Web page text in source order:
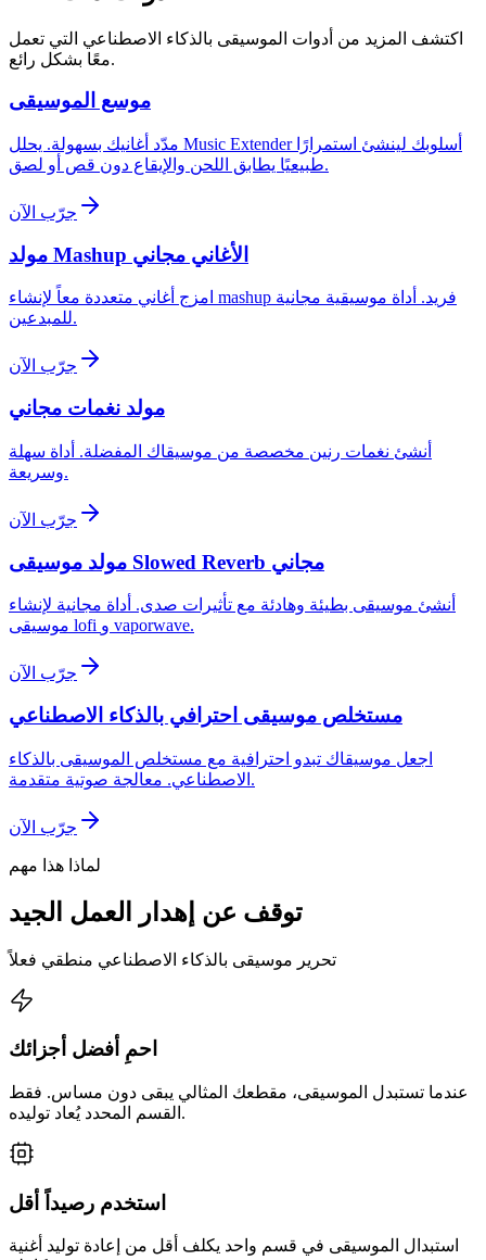
اكتشف المزيد من أدوات الموسيقى بالذكاء الاصطناعي التي تعمل
معًا بشكل رائع.
موسع الموسيقى
مدّد أغانيك بسهولة. يحلل Music Extender أسلوبك لينشئ استمرارًا
طبيعيًا يطابق اللحن والإيقاع دون قص أو لصق.
جرّب الآن
مولد Mashup الأغاني مجاني
امزج أغاني متعددة معاً لإنشاء mashup فريد. أداة موسيقية مجانية
للمبدعين.
جرّب الآن
مولد نغمات مجاني
أنشئ نغمات رنين مخصصة من موسيقاك المفضلة. أداة سهلة
وسريعة.
جرّب الآن
مولد موسيقى Slowed Reverb مجاني
أنشئ موسيقى بطيئة وهادئة مع تأثيرات صدى. أداة مجانية لإنشاء
موسيقى lofi و vaporwave.
جرّب الآن
مستخلص موسيقى احترافي بالذكاء الاصطناعي
اجعل موسيقاك تبدو احترافية مع مستخلص الموسيقى بالذكاء
الاصطناعي. معالجة صوتية متقدمة.
جرّب الآن
لماذا هذا مهم
توقف عن إهدار العمل الجيد
تحرير موسيقى بالذكاء الاصطناعي منطقي فعلاً
احمِ أفضل أجزائك
عندما تستبدل الموسيقى، مقطعك المثالي يبقى دون مساس. فقط
القسم المحدد يُعاد توليده.
استخدم رصيداً أقل
استبدال الموسيقى في قسم واحد يكلف أقل من إعادة توليد أغنية